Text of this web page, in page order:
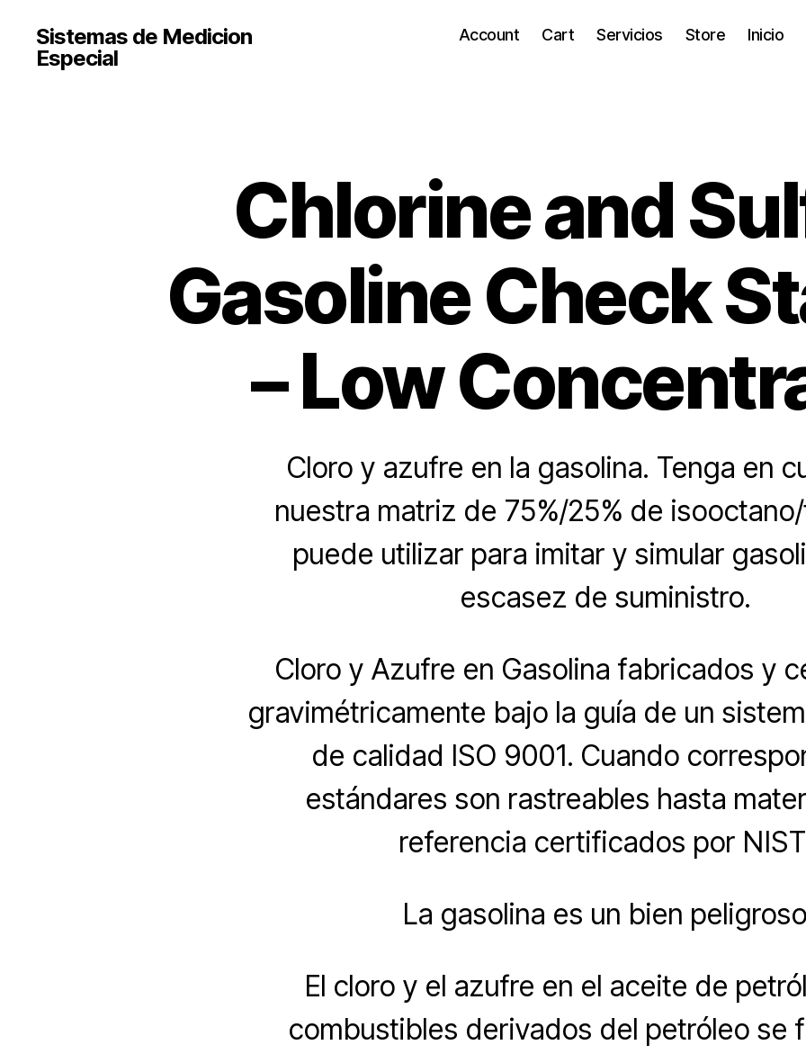
Sistemas de Medicion
Especial
Account Cart Servicios Store Inicio
Chlorine and
Gasoline Check
– Low
Cloro y azufre en la gasolina. Tenga en
nuestra matriz de 75%/25% de
puede utilizar para imitar y simular
escasez de suministro.
Cloro y Azufre en Gasolina fabricados y
gravimétricamente bajo la guía de un
de calidad ISO 9001. Cuando
estándares son rastreables hasta
referencia certificados por
La gasolina es un bien peligroso
El cloro y el azufre en el aceite de
combustibles derivados del petróleo se